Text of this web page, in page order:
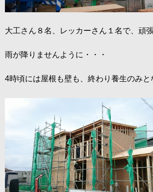
大工さん８名、レッカーさん１名で、頑
雨が降りませんように・・・
4時頃には屋根も壁も、終わり養生のみと